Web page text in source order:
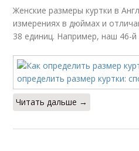
Женские размеры куртки в
измерениях в дюймах и
38 единиц. Например, наш 46-й
Читать дальше →